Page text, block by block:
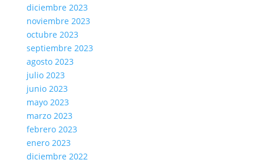
diciembre 2023
noviembre 2023
octubre 2023
septiembre 2023
agosto 2023
julio 2023
junio 2023
mayo 2023
marzo 2023
febrero 2023
enero 2023
diciembre 2022